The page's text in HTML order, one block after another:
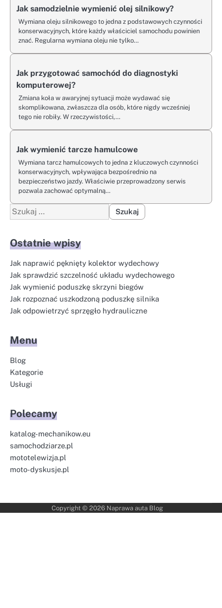
Jak samodzielnie wymienić olej silnikowy?
Wymiana oleju silnikowego to jedna z podstawowych czynności
konserwacyjnych, które każdy właściciel samochodu powinien
znać. Regularna wymiana oleju nie tylko…
Jak przygotować samochód do diagnostyki
komputerowej?
Zmiana koła w awaryjnej sytuacji może wydawać się
skomplikowana, zwłaszcza dla osób, które nigdy wcześniej
tego nie robiły. W rzeczywistości,…
Jak wymienić tarcze hamulcowe
Wymiana tarcz hamulcowych to jedna z kluczowych czynności
konserwacyjnych, wpływająca bezpośrednio na
bezpieczeństwo jazdy. Właściwie przeprowadzony serwis
pozwala zachować optymalną…
Szukaj:
Ostatnie wpisy
Jak naprawić pęknięty kolektor wydechowy
Jak sprawdzić szczelność układu wydechowego
Jak wymienić poduszkę skrzyni biegów
Jak rozpoznać uszkodzoną poduszkę silnika
Jak odpowietrzyć sprzęgło hydrauliczne
Menu
Blog
Kategorie
Usługi
Polecamy
katalog-mechanikow.eu
samochodziarze.pl
mototelewizja.pl
moto-dyskusje.pl
Copyright © 2026 Naprawa auta Blog